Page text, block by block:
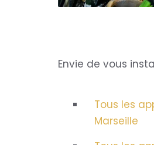
Envie de vous
Tous les
Marseille